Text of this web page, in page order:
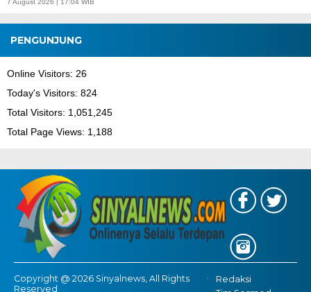
7 August 2026 | 17:04 WIB
PENGUNJUNG
Online Visitors: 26
Today's Visitors: 824
Total Visitors: 1,051,245
Total Page Views: 1,188
Copyright @ 2026 Sinyalnews, All Rights
Reserved
Redaksi